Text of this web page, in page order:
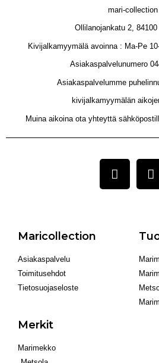
mari-collection
Ollilanojankatu 2,
Kivijalkamyymälä avoinna : Ma-Pe
Asiakaspalvelunumero
Asiakaspalvelumme
kivijalkamyymälän
Muina aikoina ota yhteyttä
Maricollection
Asiakaspalvelu
Toimitusehdot
Tietosuojaseloste
Merkit
Marimekko